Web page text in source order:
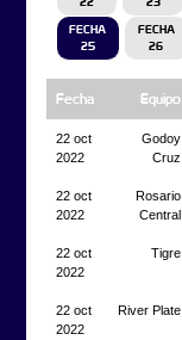
22
23
FECHA
25
FECHA
26
Fecha Equipo
22 oct
2022
Godoy
Cruz
22 oct
2022
Rosario
Central
22 oct
2022
Tigre
22 oct
2022
River Plate